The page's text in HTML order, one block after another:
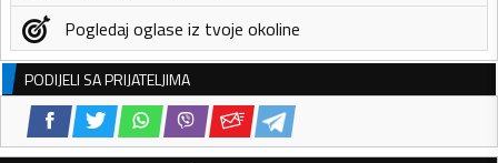
Pogledaj oglase iz tvoje okoline
PODIJELI SA PRIJATELJIMA